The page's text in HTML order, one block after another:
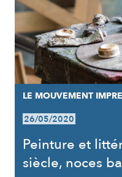
LE MOUVEMENT
26/05/2020
Peinture et
siècle, noces